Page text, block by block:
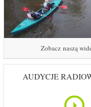
Zobacz naszą
AUDYCJE